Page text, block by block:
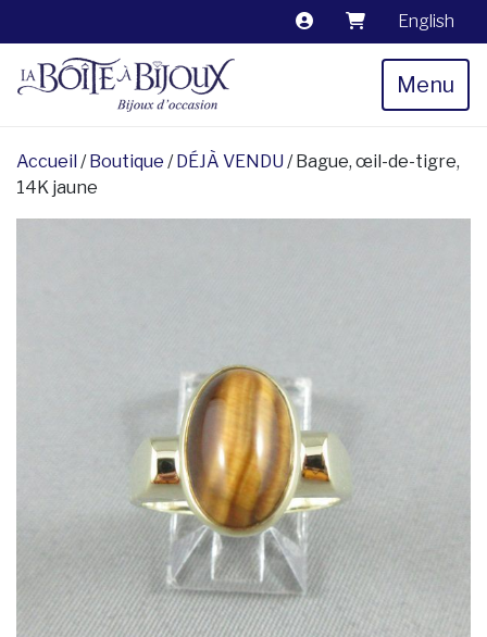
English
Menu
Accueil /Boutique /DÉJÀ VENDU / Bague, œil-de-tigre,
14K jaune